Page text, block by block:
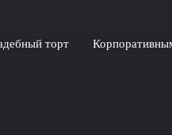
торт